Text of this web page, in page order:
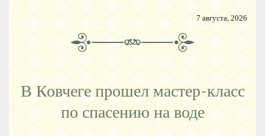
7 августа, 2026
В Ковчеге прошел мастер-класс
по спасению на воде